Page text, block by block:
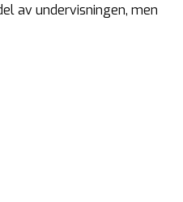
av undervisningen, men